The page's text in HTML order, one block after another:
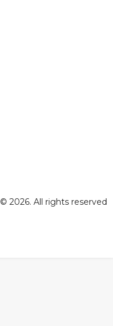
© 2026. All rights reserved